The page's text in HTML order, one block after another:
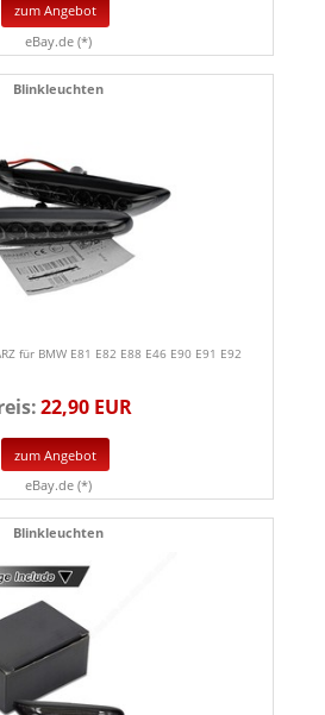
zum Angebot
eBay.de (*)
Blinkleuchten
für BMW E81 E82 E88 E46 E90 E91 E92
22,90 EUR
zum Angebot
eBay.de (*)
Blinkleuchten